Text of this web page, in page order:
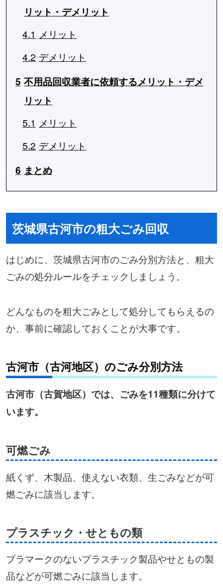
リット・デメリット
4.1 メリット
4.2 デメリット
5 不用品回収業者に依頼するメリット・デメ
リット
5.1 メリット
5.2 デメリット
6 まとめ
茨城県古河市の粗大ごみ回収
はじめに、茨城県古河市のごみ分別方法と、粗大
ごみの処分ルールをチェックしましょう。
どんなものを粗大ごみとして処分してもらえるの
か、事前に確認しておくことが大事です。
古河市（古河地区）のごみ分別方法
古河市（古賀地区）では、ごみを11種類に分けて
います。
可燃ごみ
紙くず、木製品、使えない衣類、生ごみなどが可
燃ごみに該当します。
プラスチック・せともの類
プラマークのないプラスチック製品やせともの製
品などが可燃ごみに該当します。